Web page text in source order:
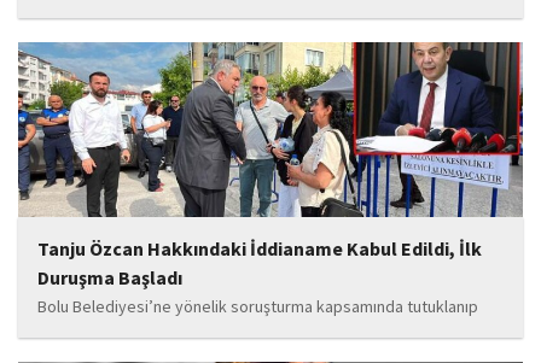
İstanbul Cumhuriyet Başsavcılığı tarafından yürütülen ve Haluk
Levent ile kurucusu olduğu Ahbap Derneği'ni kapsadığı belirtilen
soruşturmaya ilişkin yeni iddialar gündeme geldi. Edinilen
bilgilere göre, soruşturmanın ani bir operasyonla değil, aylar...
Tanju Özcan Hakkındaki İddianame Kabul Edildi, İlk
Duruşma Başladı
Bolu Belediyesi’ne yönelik soruşturma kapsamında tutuklanıp
belediye başkanlığı görevinden uzaklaştırılan Tanju Özcan’ın da